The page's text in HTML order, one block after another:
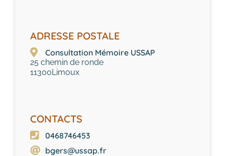
ADRESSE POSTALE
Consultation Mémoire USSAP
25 chemin de ronde
11300Limoux
CONTACTS
0468746453
bgers@ussap.fr